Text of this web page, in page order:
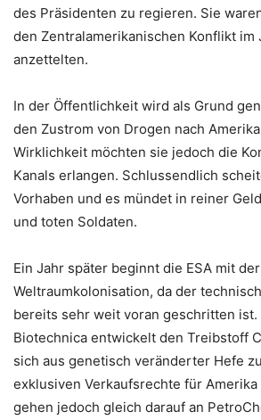
des Präsidenten zu regieren. Sie
den Zentralamerikanischen Konflikt im
anzettelten.
In der Öffentlichkeit wird als Grund
den Zustrom von Drogen nach
Wirklichkeit möchten sie jedoch die
Kanals erlangen. Schlussendlich
Vorhaben und es mündet in reiner
und toten Soldaten.
Ein Jahr später beginnt die ESA mit der
Weltraumkolonisation, da der
bereits sehr weit voran geschritten ist.
Biotechnica entwickelt den Treibstoff
sich aus genetisch veränderter Hefe
exklusiven Verkaufsrechte für Amerika
gehen jedoch gleich darauf an